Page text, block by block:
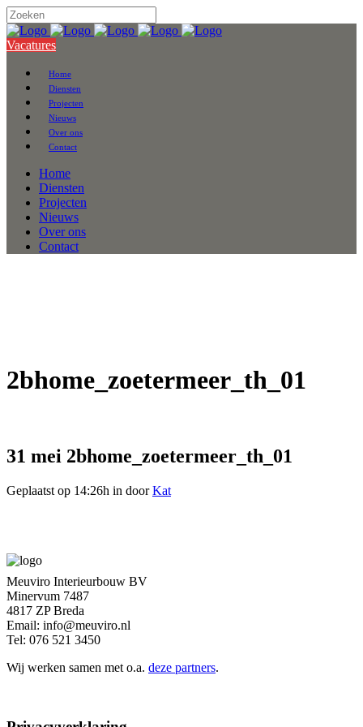
Vacatures
Home
Diensten
Projecten
Nieuws
Over ons
Contact
Home
Diensten
Projecten
Nieuws
Over ons
Contact
2bhome_zoetermeer_th_01
31 mei 2bhome_zoetermeer_th_01
Geplaatst op 14:26h in doorKat
Meuviro Interieurbouw BV
Minervum 7487
4817 ZP Breda
Email: info@meuviro.nl
Tel: 076 521 3450
Wij werken samen met o.a. deze partners.